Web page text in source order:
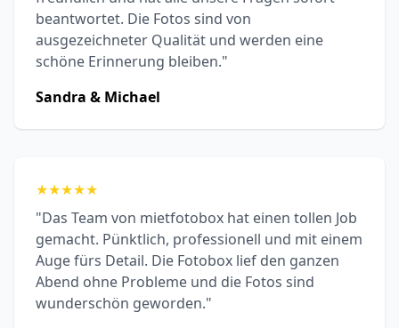
beantwortet. Die Fotos sind von
ausgezeichneter Qualität und werden eine
schöne Erinnerung bleiben."
Sandra & Michael
★★★★★
"Das Team von mietfotobox hat einen tollen Job
gemacht. Pünktlich, professionell und mit einem
Auge fürs Detail. Die Fotobox lief den ganzen
Abend ohne Probleme und die Fotos sind
wunderschön geworden."